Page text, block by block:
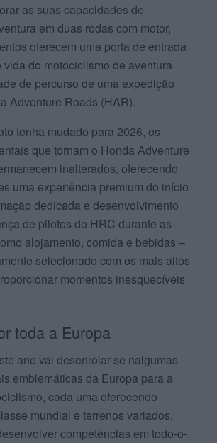
as suas capacidades de
em duas rodas com motor,
oferecem uma porta de entrada
vida do motociclismo de aventura
de percurso de uma expedição
Adventure Roads (HAR).
tenha mudado para 2026, os
que tornam o Honda Adventure
inalterados, oferecendo
uma experiência premium do início
dedicada e desenvolvimento
de pilotos do HRC durante as
alojamento, comida e bebidas –
selecionado com os mais altos
momentos inesquecíveis
toda a Europa
ano vai desenrolar-se nalgumas
emblemáticas da Europa para a
cada uma oferecendo
mundial e terrenos variados,
competências em todo-o-